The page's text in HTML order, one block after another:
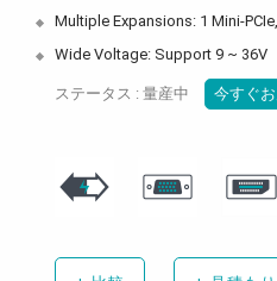
Multiple Expansions: 1 Mini-
Wide Voltage: Support 9 ~ 36V
ステータス : 量産中 今すぐ